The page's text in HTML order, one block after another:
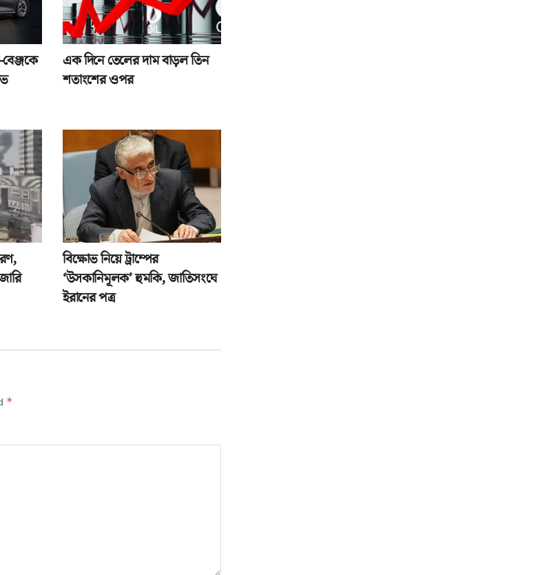
এক দিনে তেলের দাম বাড়ল তিন
শতাংশের ওপর
বিক্ষোভ নিয়ে ট্রাম্পের
‘উসকানিমূলক’ হুমকি, জাতিসংঘে
ইরানের পত্র
*